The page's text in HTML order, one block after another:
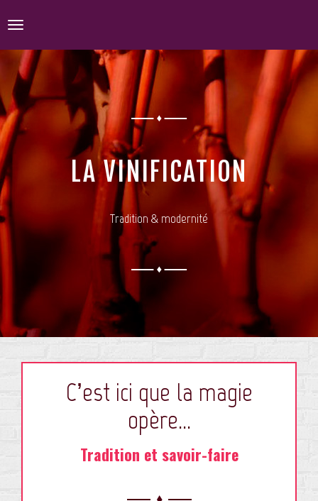
ACCUEIL
DÉCOUVREZ-MOI !
PORTRAIT
LE DOMAINE
LA VINIFICATION
MES VINS
VACQUEYRAS ROUGE
VACQUEYRAS ROSÉ
Toggle
navigation
LA VINIFICATION
Tradition & modernité
C’est ici que la magie
opère…
Tradition et savoir-faire